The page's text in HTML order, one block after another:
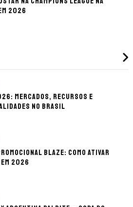
2026
mercados, recursos e
no Brasil
Blaze: como ativar
2026